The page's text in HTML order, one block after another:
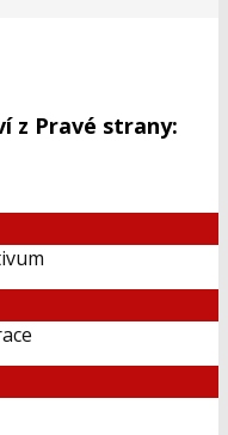
z Pravé strany: